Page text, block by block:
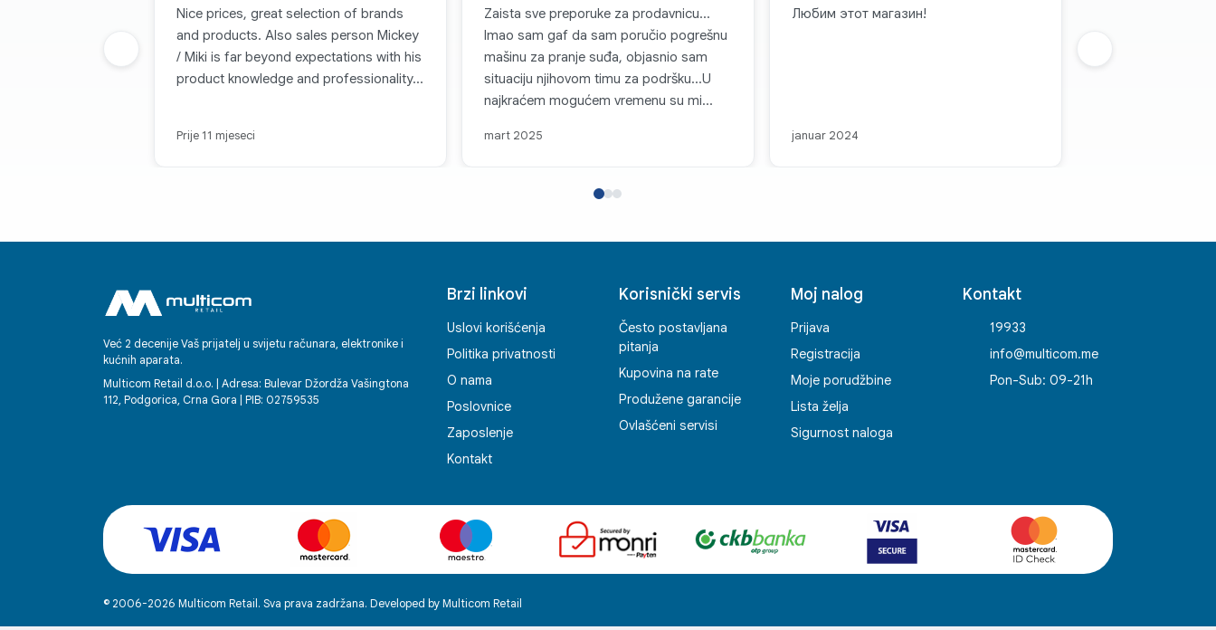
Nice prices, great selection of brands
and products. Also sales person Mickey
/ Miki is far beyond expectations with his
product knowledge and professionality...
Prije 11 mjeseci
Zaista sve preporuke za prodavnicu...
Imao sam gaf da sam poručio pogrešnu
mašinu za pranje suđa, objasnio sam
situaciju njihovom timu za podršku...U
najkraćem mogućem vremenu su mi
odgovarajućem.
mart 2025
Любим этот магазин!
januar 2024
Prethodna grupa
Već 2 decenije Vaš prijatelj u svijetu računara, elektronike i
kućnih aparata.
Multicom Retail d.o.o. | Adresa: Bulevar Džordža Vašingtona
112, Podgorica, Crna Gora | PIB: 02759535
Brzi linkovi
Uslovi korišćenja
Politika privatnosti
O nama
Poslovnice
Zaposlenje
Kontakt
Korisnički servis
Često postavljana
pitanja
Kupovina na rate
Produžene garancije
Ovlašćeni servisi
Moj nalog
Prijava
Registracija
Moje porudžbine
Lista želja
Sigurnost naloga
Kontakt
19933
info@multicom.me
Pon-Sub: 09-21h
© 2006-2026 Multicom Retail. Sva prava zadržana. Developed by Multicom Retail